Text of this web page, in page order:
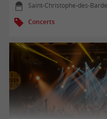
Saint-Christophe-des-
Concerts